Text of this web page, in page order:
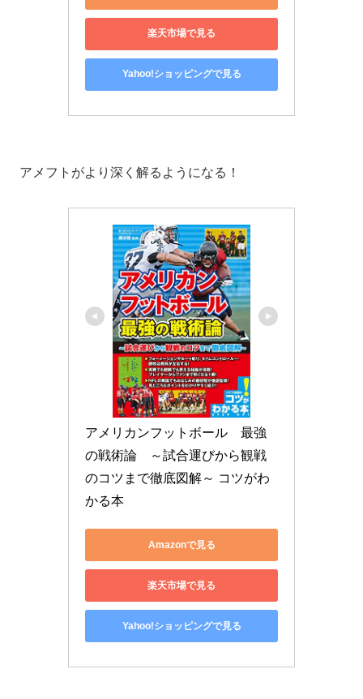
楽天市場で見る
Yahoo!ショッピングで見る
アメフトがより深く解るようになる！
アメリカンフットボール　最強
の戦術論　～試合運びから観戦
のコツまで徹底図解～ コツがわ
かる本
Amazonで見る
楽天市場で見る
Yahoo!ショッピングで見る